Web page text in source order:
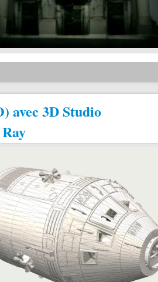
avec 3D Studio